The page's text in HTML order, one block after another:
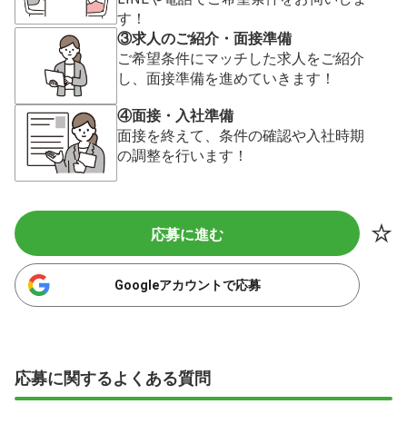
す！
③求人のご紹介・面接準備
ご希望条件にマッチした求人をご紹介
し、面接準備を進めていきます！
④面接・入社準備
面接を終えて、条件の確認や入社時期
の調整を行います！
応募に進む
Googleアカウントで応募
応募に関するよくある質問